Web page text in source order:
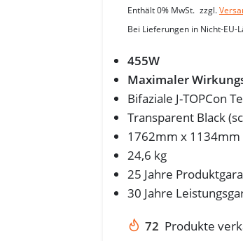
Enthält 0% MwSt. zzgl.
Bei Lieferungen in Nicht-EU-
455W
Maximaler
Bifaziale J-TOPCon
Transparent Black
1762mm x 1134mm
24,6 kg
25 Jahre
30 Jahre
72 Produkte